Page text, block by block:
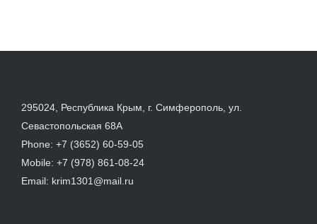
295024, Республика Крым, г. Симферополь, ул.
Севастопольская 68А
Phone: +7 (3652) 60-59-05
Mobile: +7 (978) 861-08-24
Email: krim1301@mail.ru